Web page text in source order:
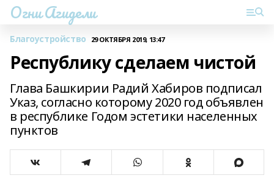
Огни Агидели
Благоустройство 29 ОКТЯБРЯ 2019, 13:47
Республику сделаем чистой
Глава Башкирии Радий Хабиров подписал
Указ, согласно которому 2020 год объявлен
в республике Годом эстетики населенных
пунктов